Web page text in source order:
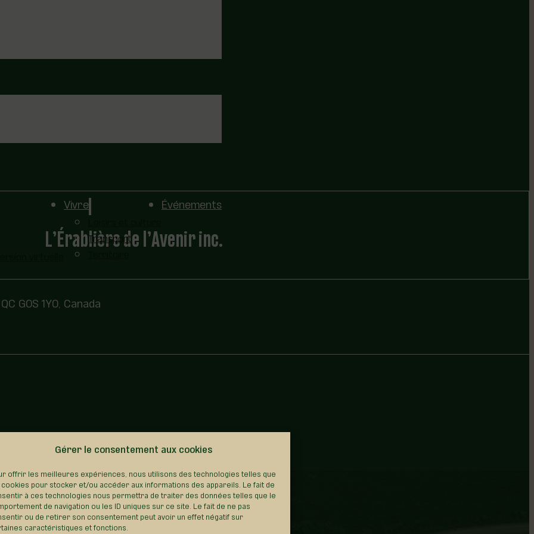
Gérer le consentement aux cookies
offrir les meilleures expériences, nous utilisons des technologies telles que
cookies pour stocker et/ou accéder aux informations des appareils. Le fait de
à ces technologies nous permettra de traiter des données telles que le
de navigation ou les ID uniques sur ce site. Le fait de ne pas
ou de retirer son consentement peut avoir un effet négatif sur
caractéristiques et fonctions.
Vivre
Transport
Événements
L’Érablière de l’Avenir inc.
G0S 1Y0, Canada
REVENIR AU RÉPERTOIRE